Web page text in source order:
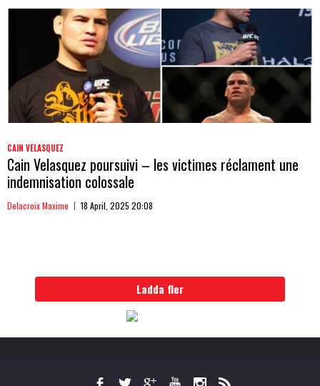
CAIN VELASQUEZ
Cain Velasquez poursuivi – les victimes réclament une
indemnisation colossale
Delacroix Maxime 18 April, 2025 20:08
Ladda fler